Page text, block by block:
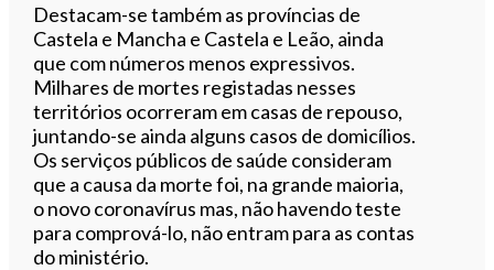
Destacam-se também as províncias de
Castela e Mancha e Castela e Leão, ainda
que com números menos expressivos.
Milhares de mortes registadas nesses
territórios ocorreram em casas de repouso,
juntando-se ainda alguns casos de domicílios.
Os serviços públicos de saúde consideram
que a causa da morte foi, na grande maioria,
o novo coronavírus mas, não havendo teste
para comprová-lo, não entram para as contas
do ministério.